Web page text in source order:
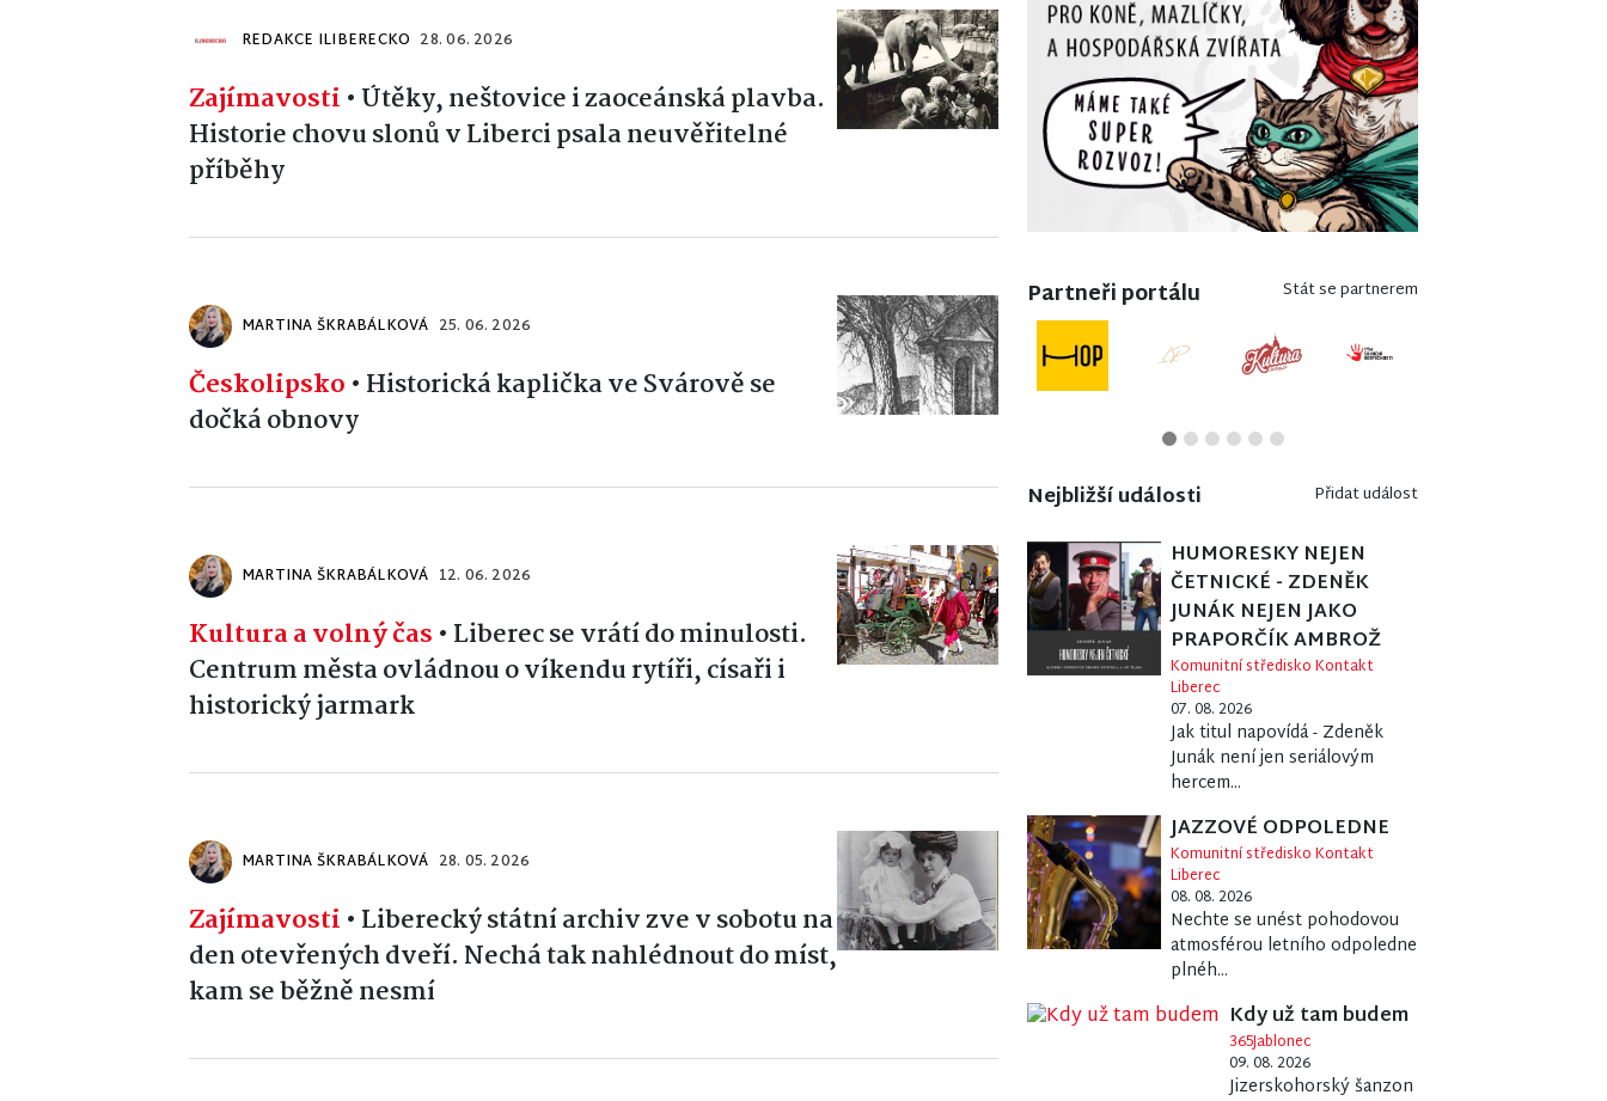
REDAKCE ILIBERECKO 28. 06. 2026
Zajímavosti • Útěky, neštovice i zaoceánská plavba.
Historie chovu slonů v Liberci psala neuvěřitelné
příběhy
MARTINA ŠKRABÁLKOVÁ 25. 06. 2026
Českolipsko • Historická kaplička ve Svárově se
dočká obnovy
MARTINA ŠKRABÁLKOVÁ 12. 06. 2026
Kultura a volný čas • Liberec se vrátí do minulosti.
Centrum města ovládnou o víkendu rytíři, císaři i
historický jarmark
MARTINA ŠKRABÁLKOVÁ 28. 05. 2026
Zajímavosti • Liberecký státní archiv zve v sobotu na
den otevřených dveří. Nechá tak nahlédnout do míst,
kam se běžně nesmí
Partneři portálu Stát se partnerem
Nejbližší události Přidat událost
HUMORESKY NEJEN
ČETNICKÉ - ZDENĚK
JUNÁK NEJEN JAKO
PRAPORČÍK AMBROŽ
Komunitní středisko Kontakt
Liberec
07. 08. 2026
Jak titul napovídá - Zdeněk
Junák není jen seriálovým
hercem...
JAZZOVÉ ODPOLEDNE
Komunitní středisko Kontakt
Liberec
08. 08. 2026
Nechte se unést pohodovou
atmosférou letního odpoledne
plnéh...
Kdy už tam budem
365Jablonec
09. 08. 2026
Jizerskohorský šanzon